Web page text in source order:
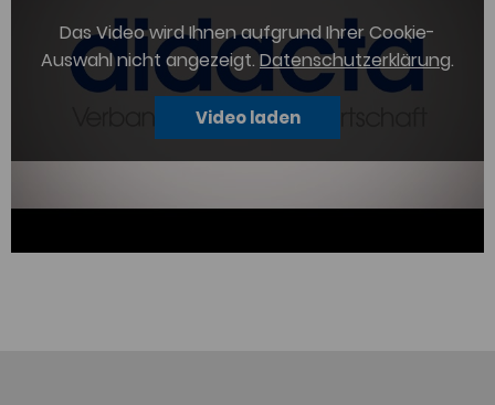
Das Video wird Ihnen aufgrund Ihrer Cookie-
Auswahl nicht angezeigt.Datenschutzerklärung.
Video laden